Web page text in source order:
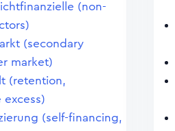
(non-
(secondary
market)
(retention,
excess)
(self-financing,